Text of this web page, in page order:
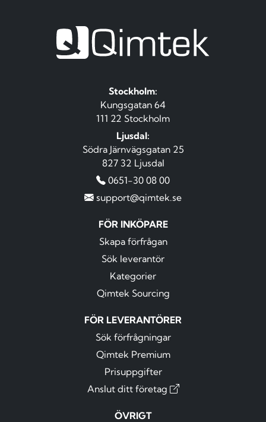
Stockholm:
Kungsgatan 64
111 22 Stockholm
Ljusdal:
Södra Järnvägsgatan 25
827 32 Ljusdal
0651-30 08 00
support@qimtek.se
FÖR INKÖPARE
Skapa förfrågan
Sök leverantör
Kategorier
Qimtek Sourcing
FÖR LEVERANTÖRER
Sök förfrågningar
Qimtek Premium
Prisuppgifter
Anslut ditt företag
ÖVRIGT